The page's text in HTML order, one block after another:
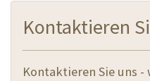
Kontaktieren
Kontaktieren Sie uns